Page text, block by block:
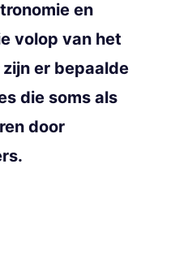
en
volop van het
er bepaalde
die soms als
door